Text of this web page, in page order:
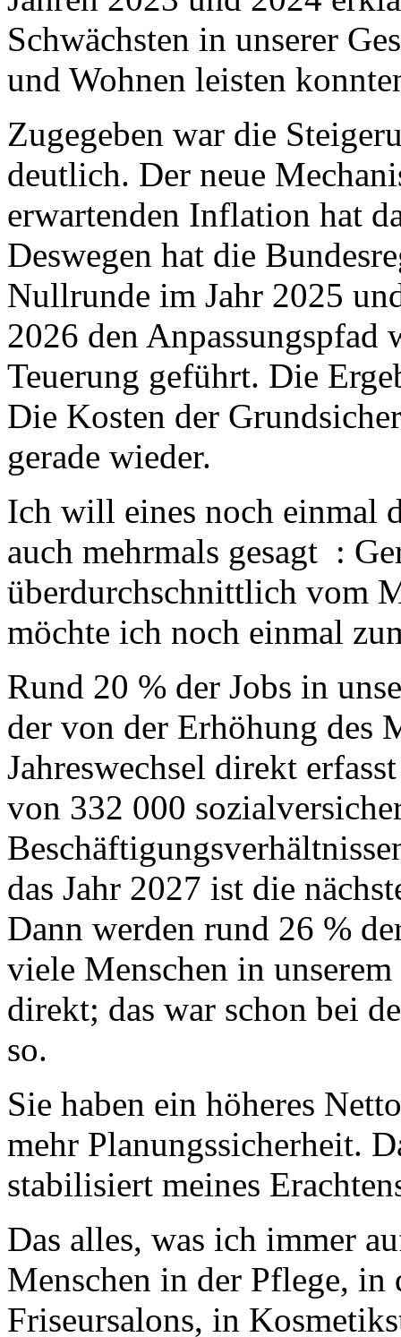
Schwächsten in unserer
und Wohnen leisten
Zugegeben war die
deutlich. Der neue
erwartenden Inflation hat
Deswegen hat die
Nullrunde im Jahr 2025
2026 den Anpassungspfad
Teuerung geführt. Die
Die Kosten der
gerade wieder.
Ich will eines noch einmal
auch mehrmals gesagt :
überdurchschnittlich vom
möchte ich noch einmal
Rund 20 % der Jobs in
der von der Erhöhung des
Jahreswechsel direkt
von 332 000
das Jahr 2027 ist die
Dann werden rund 26 %
viele Menschen in
direkt; das war schon bei
so.
Sie haben ein höheres
mehr Planungssicherheit.
stabilisiert meines
Das alles, was ich immer
Menschen in der Pflege, in
Friseursalons, in